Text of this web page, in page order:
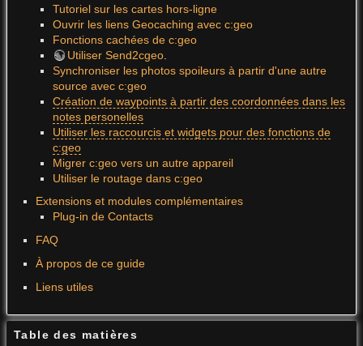
Tutoriel sur les cartes hors-ligne
Ouvrir les liens Geocaching avec c:geo
Fonctions cachées de c:geo
Utiliser Send2cgeo
Synchroniser les photos spoileurs à partir d'une autre
source avec c:geo
Création de waypoints à partir des coordonnées dans les
notes personelles
Utiliser les raccourcis et widgets pour des fonctions de
c:geo
Migrer c:geo vers un autre appareil
Utiliser le routage dans c:geo
Extensions et modules complémentaires
Plug-in de Contacts
FAQ
À propos de ce guide
Liens utiles
Table des matières